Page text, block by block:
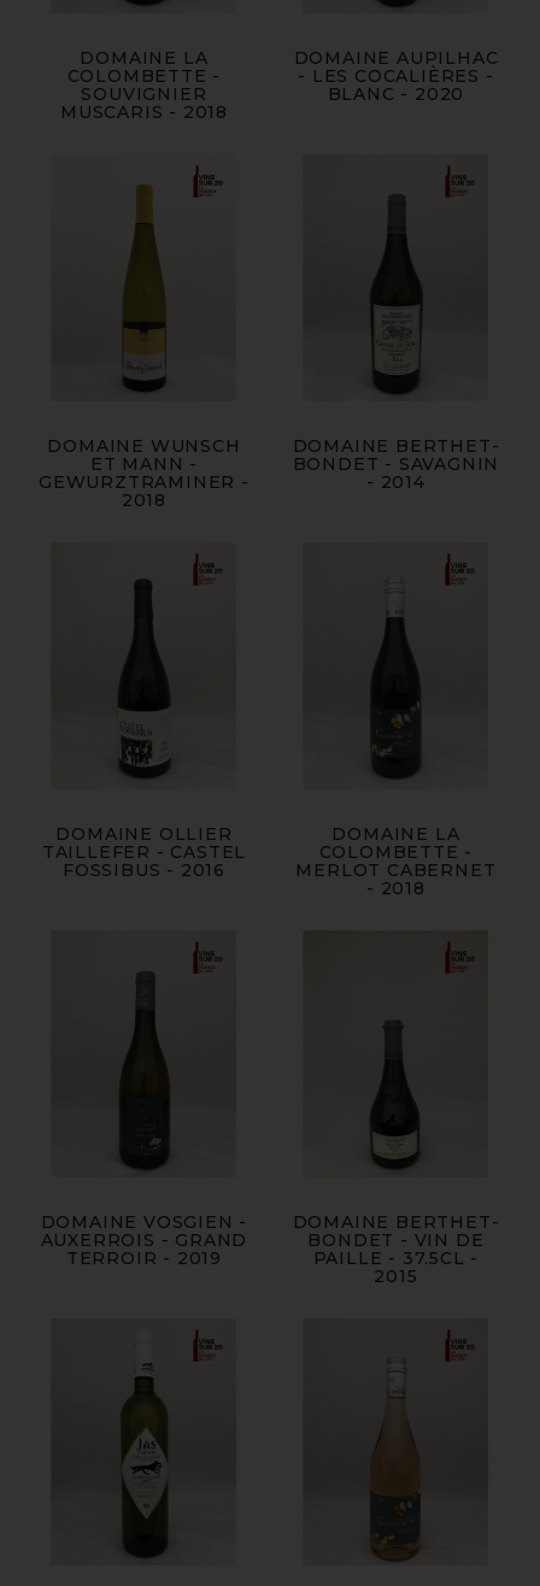
DOMAINE LA
COLOMBETTE -
SOUVIGNIER
MUSCARIS - 2018
DOMAINE AUPILHAC
- LES COCALIÈRES -
BLANC - 2020
DOMAINE WUNSCH
ET MANN -
GEWURZTRAMINER -
2018
DOMAINE BERTHET-
BONDET - SAVAGNIN
- 2014
DOMAINE OLLIER
TAILLEFER - CASTEL
FOSSIBUS - 2016
DOMAINE LA
COLOMBETTE -
MERLOT CABERNET
- 2018
DOMAINE VOSGIEN -
AUXERROIS - GRAND
TERROIR - 2019
DOMAINE BERTHET-
BONDET - VIN DE
PAILLE - 37.5CL -
2015